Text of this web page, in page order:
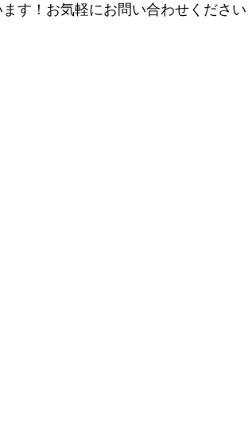
す！お気軽にお問い合わせくださ